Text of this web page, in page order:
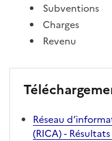
Subventions
Charges
Revenu
Réseau
(RICA) -